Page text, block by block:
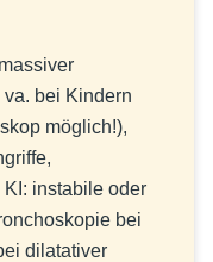
bei Kindern
möglich!),
instabile oder
bei
dilatativer